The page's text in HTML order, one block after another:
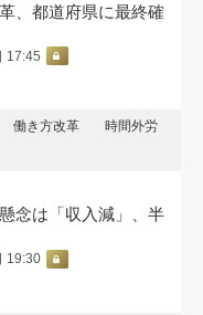
、都道府県に最終確
17:45
働き方改革
時間外労
念は「収入減」、半
19:30